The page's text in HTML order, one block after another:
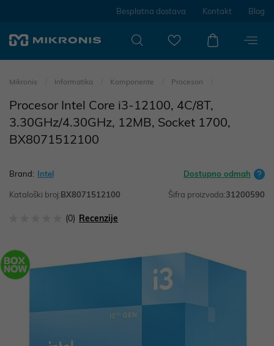
Besplatna dostava Kontakt Blog
Mikronis Informatika Komponente Procesori
Procesor Intel Core i3-12100, 4C/8T,
3.30GHz/4.30GHz, 12MB, Socket 1700,
BX8071512100
Brand: Intel Dostupno odmah
Kataloški broj:BX8071512100 Šifra proizvoda:31200590
(0) Recenzije